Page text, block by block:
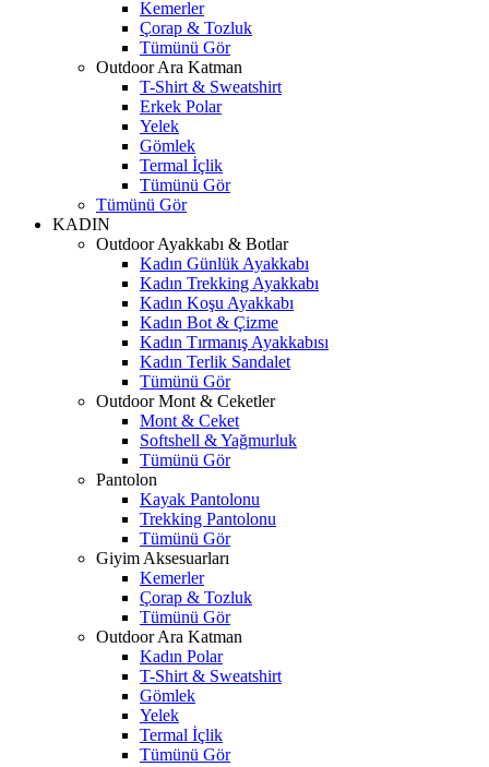
Kemerler
Çorap & Tozluk
Tümünü Gör
Outdoor Ara Katman
T-Shirt & Sweatshirt
Erkek Polar
Yelek
Gömlek
Termal İçlik
Tümünü Gör
Tümünü Gör
KADIN
Outdoor Ayakkabı & Botlar
Kadın Günlük Ayakkabı
Kadın Trekking Ayakkabı
Kadın Koşu Ayakkabı
Kadın Bot & Çizme
Kadın Tırmanış Ayakkabısı
Kadın Terlik Sandalet
Tümünü Gör
Outdoor Mont & Ceketler
Mont & Ceket
Softshell & Yağmurluk
Tümünü Gör
Pantolon
Kayak Pantolonu
Trekking Pantolonu
Tümünü Gör
Giyim Aksesuarları
Kemerler
Çorap & Tozluk
Tümünü Gör
Outdoor Ara Katman
Kadın Polar
T-Shirt & Sweatshirt
Gömlek
Yelek
Termal İçlik
Tümünü Gör